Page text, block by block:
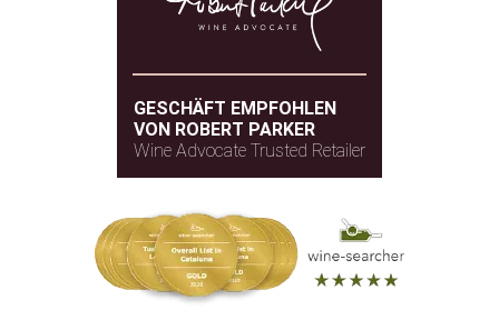
GESCHÄFT EMPFOHLEN
VON ROBERT PARKER
Wine Advocate Trusted Retailer